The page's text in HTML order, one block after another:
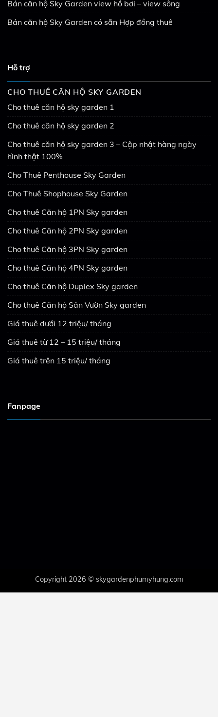
Bán căn hộ Sky Garden view hồ bơi – view sông
Bán căn hộ Sky Garden có sẵn Hợp đồng thuê
Hỗ trợ
CHO THUÊ CĂN HỘ SKY GARDEN
Cho thuê căn hộ sky garden 1
Cho thuê căn hộ sky garden 2
Cho thuê căn hộ sky garden 3 – Cập nhật hàng ngày
hình thật 100%
Cho Thuê Penthouse Sky Garden
Cho Thuê Shophouse Sky Garden
Cho thuê Căn hộ 1PN Sky garden
Cho thuê Căn hộ 2PN Sky garden
Cho thuê Căn hộ 3PN Sky garden
Cho thuê Căn hộ 4PN Sky garden
Cho thuê Căn hộ Duplex Sky garden
Cho thuê Căn hộ Sân Vườn Sky garden
Giá thuê dưới 12 triệu/ tháng
Giá thuê từ 12 – 15 triệu/ tháng
Giá thuê trên 15 triệu/ tháng
Fanpage
Copyright 2026 © skygardenphumyhung.com